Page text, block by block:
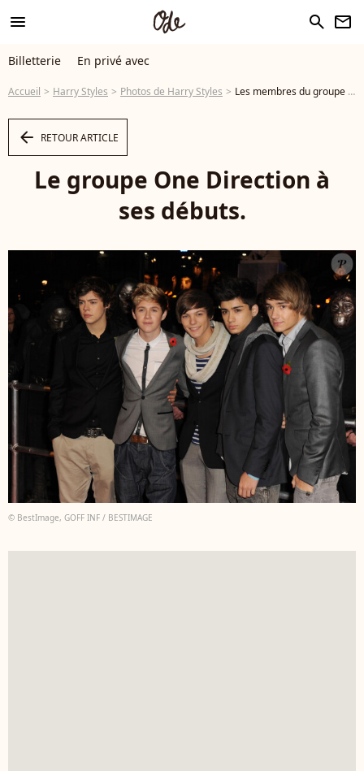
menu search newsletter
Billetterie En privé avec
Accueil Harry Styles Photos de Harry Styles Les membres du groupe One Direction sont en deuil Le groupe One Direction à ses débuts. - Photo
arrow_left RETOUR ARTICLE
Le groupe One Direction à
ses débuts.
© BestImage, GOFF INF / BESTIMAGE